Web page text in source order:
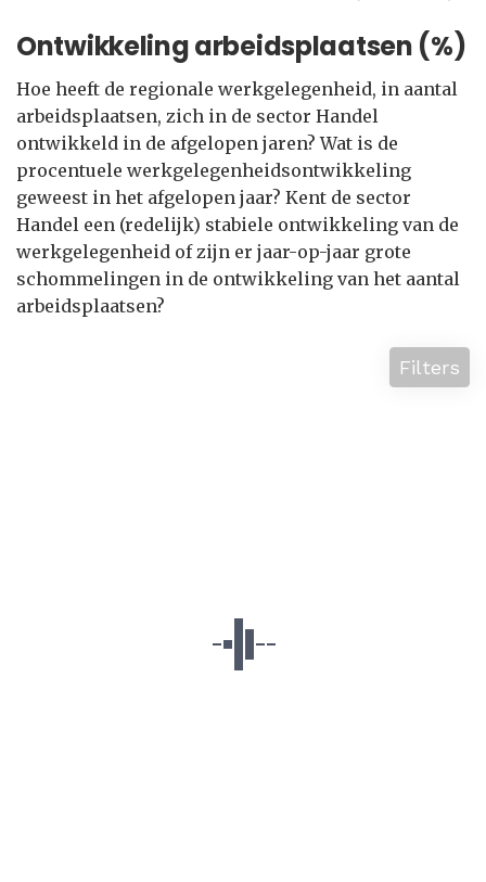
Ontwikkeling arbeidsplaatsen (%)
Hoe heeft de regionale werkgelegenheid, in aantal
arbeidsplaatsen, zich in de sector Handel
ontwikkeld in de afgelopen jaren? Wat is de
procentuele werkgelegenheidsontwikkeling
geweest in het afgelopen jaar? Kent de sector
Handel een (redelijk) stabiele ontwikkeling van de
werkgelegenheid of zijn er jaar-op-jaar grote
schommelingen in de ontwikkeling van het aantal
arbeidsplaatsen?
Filters